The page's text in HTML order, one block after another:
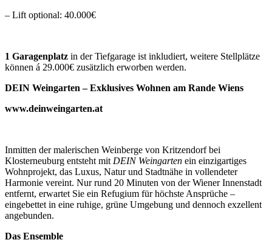
– Lift optional: 40.000€
1 Garagenplatz in der Tiefgarage ist inkludiert, weitere Stellplätze
können á 29.000€ zusätzlich erworben werden.
DEIN Weingarten – Exklusives Wohnen am Rande Wiens
www.deinweingarten.at
Inmitten der malerischen Weinberge von Kritzendorf bei
Klosterneuburg entsteht mit DEIN Weingarten ein einzigartiges
Wohnprojekt, das Luxus, Natur und Stadtnähe in vollendeter
Harmonie vereint. Nur rund 20 Minuten von der Wiener Innenstadt
entfernt, erwartet Sie ein Refugium für höchste Ansprüche –
eingebettet in eine ruhige, grüne Umgebung und dennoch exzellent
angebunden.
Das Ensemble